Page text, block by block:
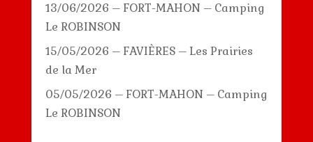
13/06/2026 – FORT-MAHON – Camping
Le ROBINSON
15/05/2026 – FAVIÈRES – Les Prairies
de la Mer
05/05/2026 – FORT-MAHON – Camping
Le ROBINSON